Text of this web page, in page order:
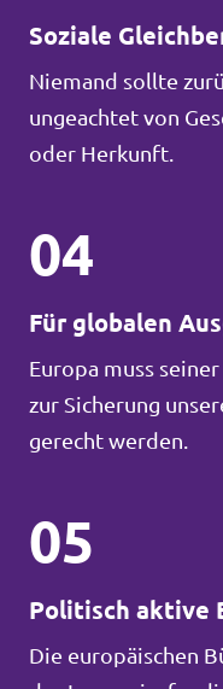
Soziale
Niemand sollte
ungeachtet von
oder Herkunft.
04
Für globalen
Europa muss
zur Sicherung
gerecht werden.
05
Politisch aktive
Die europäischen